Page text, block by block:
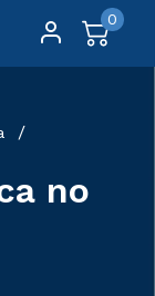
0
no